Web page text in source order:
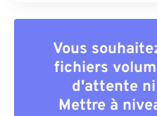
Vous
fichiers
d'attente
Mettre à